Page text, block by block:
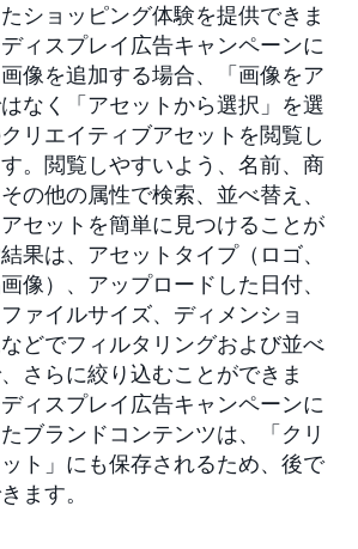
ショッピング体験を提供できま
ィスプレイ広告キャンペーンに
像を追加する場合、「画像をア
なく「アセットから選択」を選
リエイティブアセットを閲覧し
。閲覧しやすいよう、名前、商
の他の属性で検索、並べ替え、
セットを簡単に見つけることが
果は、アセットタイプ（ロゴ、
像）、アップロードした日付、
ァイルサイズ、ディメンショ
どでフィルタリングおよび並べ
さらに絞り込むことができま
ィスプレイ広告キャンペーンに
ブランドコンテンツは、「クリ
ト」にも保存されるため、後で
ます。